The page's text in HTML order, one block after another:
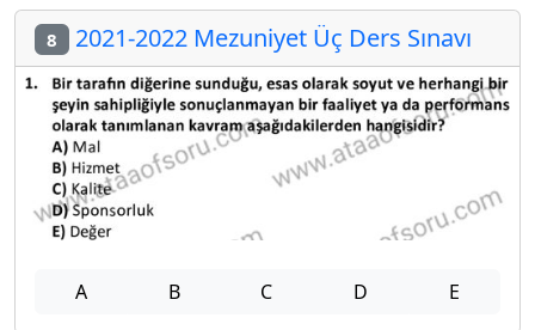
8 2021-2022 Mezuniyet Üç Ders Sınavı
A B C D E